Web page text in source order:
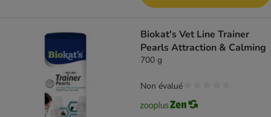
Biokat's Vet Line Trainer
Pearls Attraction & Calming
700 g
Non évalué